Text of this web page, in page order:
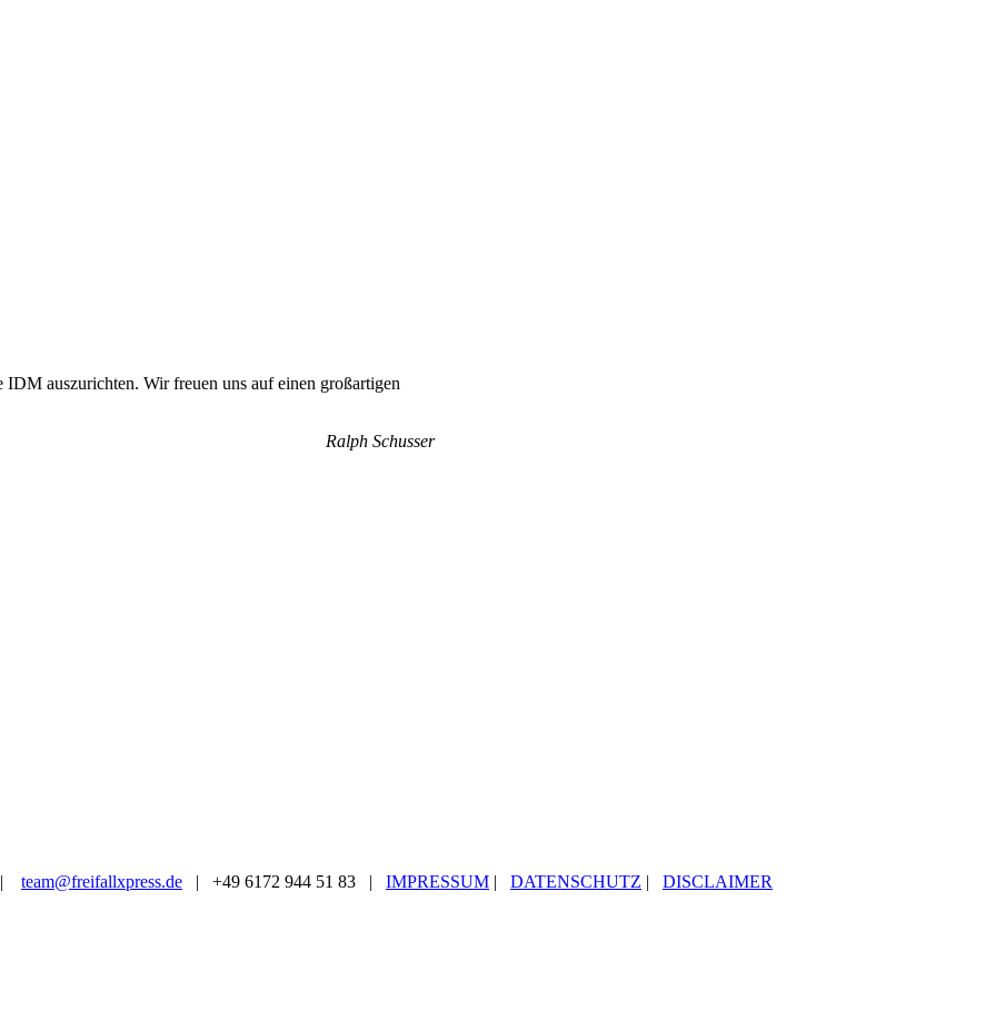
auszurichten. Wir freuen uns auf einen großartigen
Ralph Schusser
team@freifallxpress.de | +49 6172 944 51 83 | IMPRESSUM | DATENSCHUTZ | DISCLAIMER